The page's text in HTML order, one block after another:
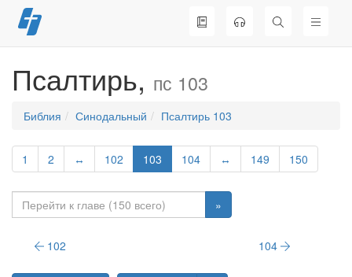
Перейти
к
Псалтирь, пс 103
Библия Синодальный Псалтирь 103
1 2 ↔ 102 103 104 ↔ 149 150
»
102 104